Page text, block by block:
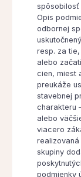
spôsobilosť
Opis
odbornej
resp. za
alebo
cien, miest
preukáže
stavebnej
charakteru
alebo
viacero
realizovaná
skupiny
podmienky